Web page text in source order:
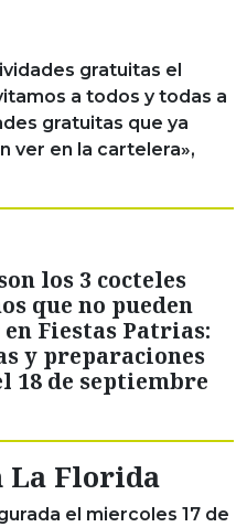
gratuitas el
a todos y todas a
gratuitas que ya
ver en la cartelera»,
los 3 cocteles
que no pueden
Fiestas Patrias:
y preparaciones
18 de septiembre
La Florida
el miercoles 17 de